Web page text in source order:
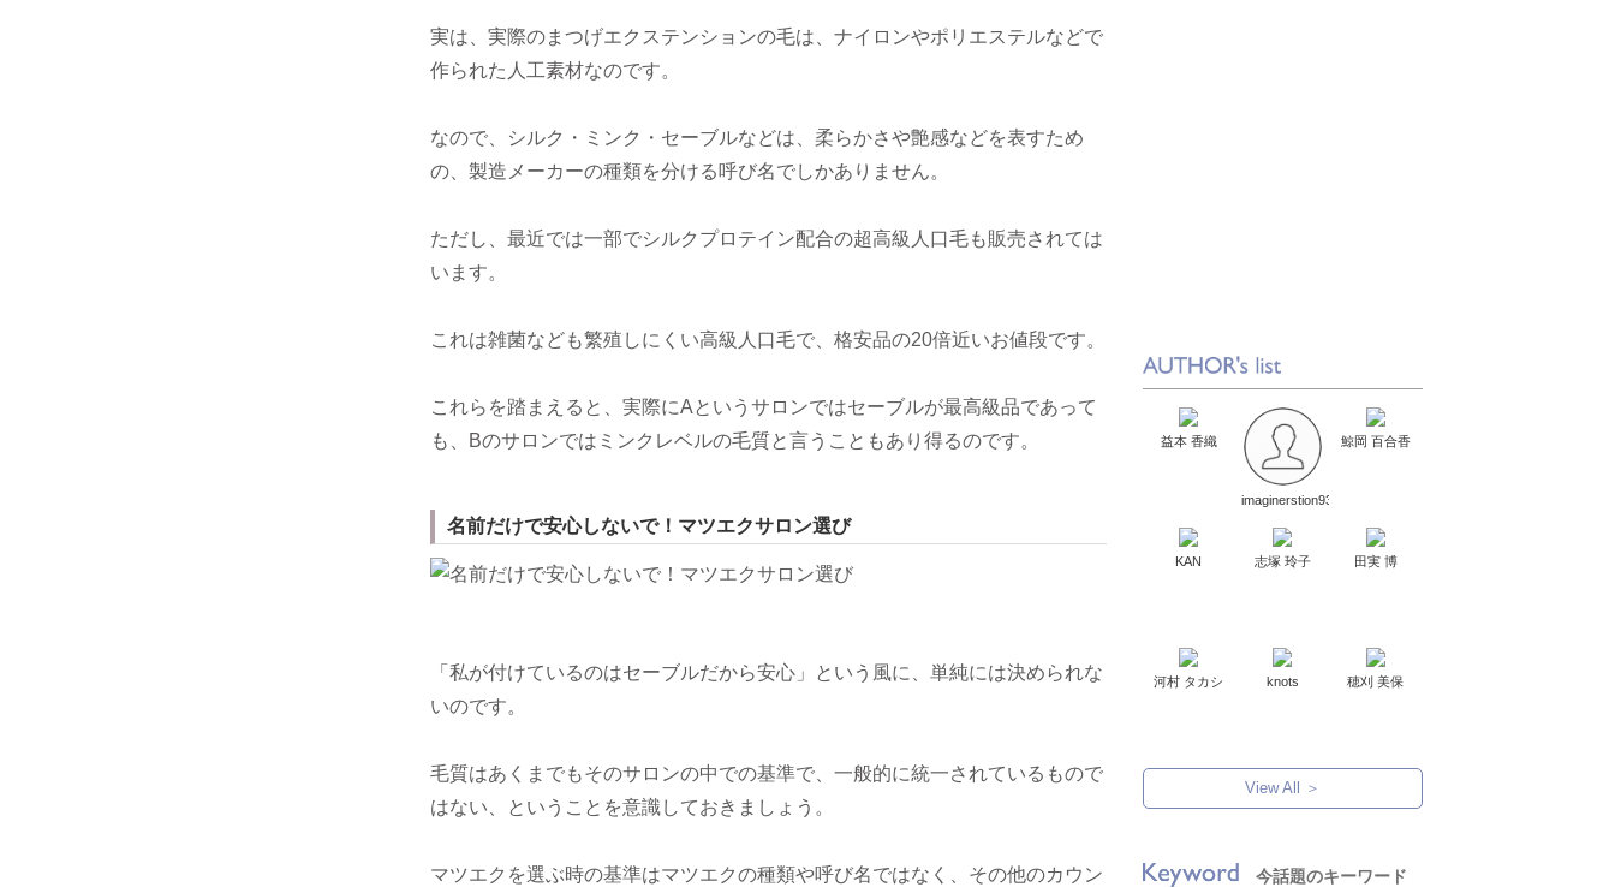
実は、実際のまつげエクステンションの毛は、ナイロンやポリエステルなどで
作られた人工素材なのです。
なので、シルク・ミンク・セーブルなどは、柔らかさや艶感などを表すため
の、製造メーカーの種類を分ける呼び名でしかありません。
ただし、最近では一部でシルクプロテイン配合の超高級人口毛も販売されては
います。
これは雑菌なども繁殖しにくい高級人口毛で、格安品の20倍近いお値段です。
これらを踏まえると、実際にAというサロンではセーブルが最高級品であって
も、Bのサロンではミンクレベルの毛質と言うこともあり得るのです。
名前だけで安心しないで！マツエクサロン選び
「私が付けているのはセーブルだから安心」という風に、単純には決められな
いのです。
毛質はあくまでもそのサロンの中での基準で、一般的に統一されているもので
はない、ということを意識しておきましょう。
マツエクを選ぶ時の基準はマツエクの種類や呼び名ではなく、その他のカウン
益本 香織
imaginerstion9314
鯨岡 百合香
KAN 志塚 玲子 田実 博
河村 タカシ knots 穂刈 美保
View All ＞
今話題のキーワード